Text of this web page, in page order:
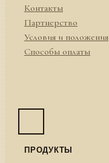
Контакты
Партнерство
Условия и положения
Способы оплаты
ПРОДУКТЫ